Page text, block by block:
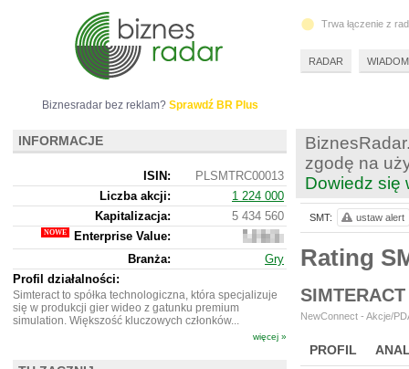
zgodę na
Dowiedz się
Rating
NewConnect - Akcje/
PROFIL
SMT: ustaw alert
Biznesradar bez reklam? Sprawdź BR Plus
INFORMACJE
ISIN:
PLSMTRC00013
Liczba akcji:
1 224 000
Kapitalizacja:
5 434 560
Enterprise Value:
6
301
560
Branża:
Gry
Profil działalności:
Simteract to spółka technologiczna, która specjalizuje
się w produkcji gier wideo z gatunku premium
simulation. Większość kluczowych członków...
więcej »
Trwa łączenie z
RADAR